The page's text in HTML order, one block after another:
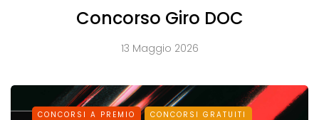
Concorso Giro DOC
13 Maggio 2026
CONCORSI A PREMIO CONCORSI GRATUITI